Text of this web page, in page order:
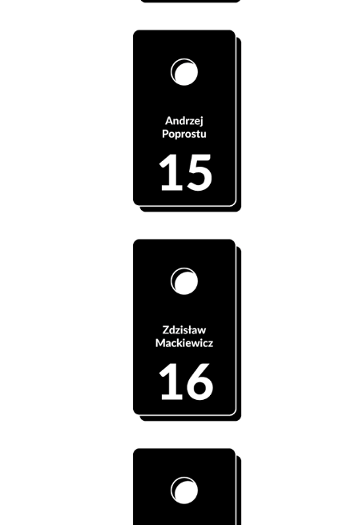
Szatnia 15 - Andrzej Poprostu
Szatnia 16 - Zdzisław Mackiewicz